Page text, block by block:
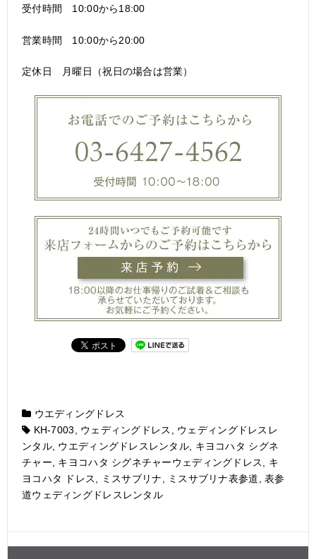
受付時間 10:00から18:00
営業時間 10:00から20:00
定休日 月曜日（祝日の場合は営業）
ウエディングドレス
KH-7003
ウェディングドレス
ウェディングドレスレ
ンタル, ウエディングドレスレンタル
キヨコハタ シグネ
チャー
キヨコハタ シグネチャーウェディングドレス
キ
ヨコハタ ドレス
ミスサブリナ ミスサブリナ表参道 ,表参
道ウェディングドレスレンタル